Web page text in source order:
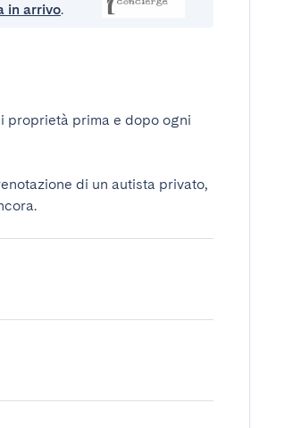
in arrivo.
proprietà prima e dopo ogni
di un autista privato,